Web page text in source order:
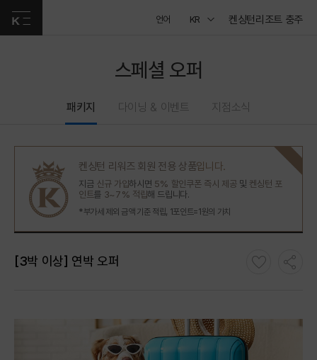
언어 KR 켄싱턴리조트 충주
스페셜 오퍼
패키지 다이닝 & 이벤트 지점소식
켄싱턴 리워즈 회원 전용 상품입니다.
지금 신규 가입하시면 5% 할인쿠폰 즉시 제공및 켄싱턴 포
인트를 3~7% 적립해 드립니다.
*부가세 제외 금액 기준 적립, 1포인트=1원의 가치
[3박 이상] 연박 오퍼